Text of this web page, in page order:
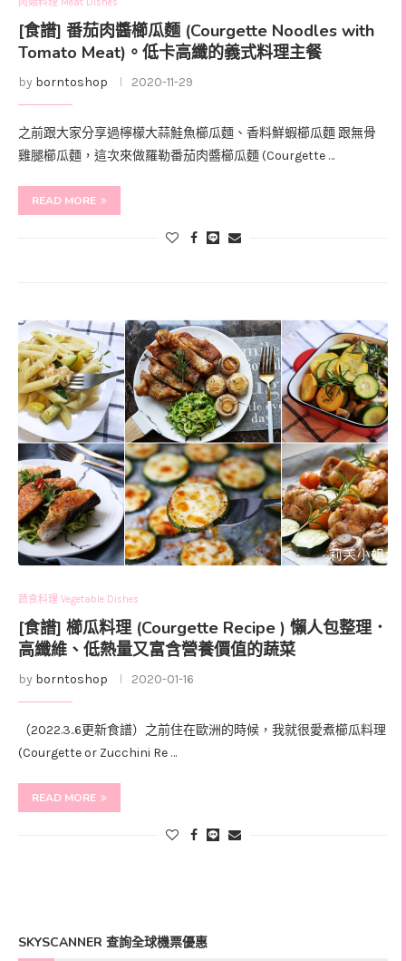
[食譜] 番茄肉醬櫛瓜麵 (Courgette Noodles with
Tomato Meat)。低卡高纖的義式料理主餐
by borntoshop 2020-11-29
之前跟大家分享過檸檬大蒜鮭魚櫛瓜麵、香料鮮蝦櫛瓜麵 跟無骨
雞腿櫛瓜麵，這次來做羅勒番茄肉醬櫛瓜麵 (Courgette …
READ MORE
蔬食料理 Vegetable Dishes
[食譜] 櫛瓜料理 (Courgette Recipe ) 懶人包整理．
高纖維、低熱量又富含營養價值的蔬菜
by borntoshop 2020-01-16
（2022.3..6更新食譜）之前住在歐洲的時候，我就很愛煮櫛瓜料理
(Courgette or Zucchini Re …
READ MORE
SKYSCANNER 查詢全球機票優惠